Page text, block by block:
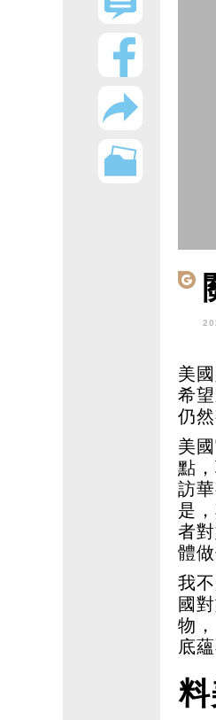
美
希
仍
美
點
訪
是
者
體
我
國
物
底